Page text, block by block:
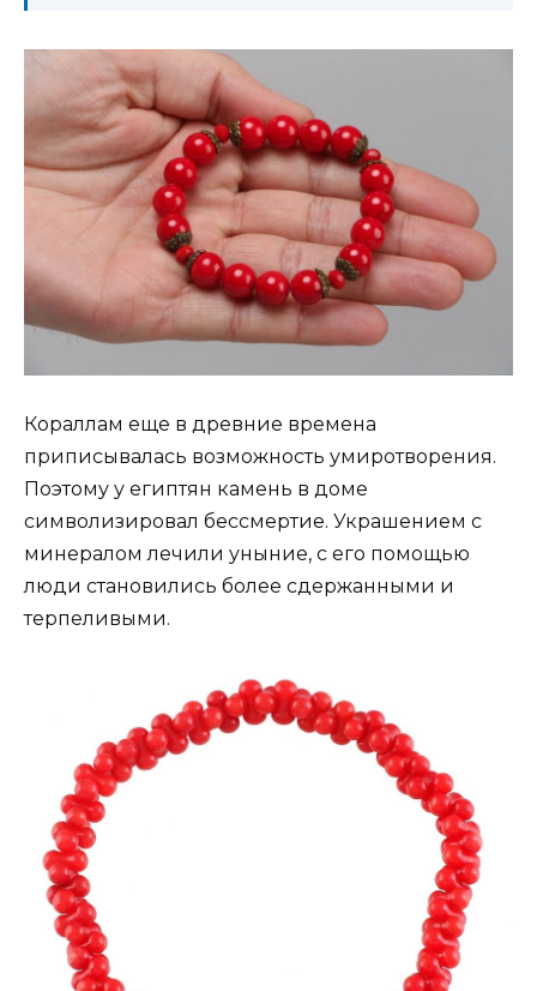
Кораллам еще в древние времена
приписывалась возможность умиротворения.
Поэтому у египтян камень в доме
символизировал бессмертие. Украшением с
минералом лечили уныние, с его помощью
люди становились более сдержанными и
терпеливыми.